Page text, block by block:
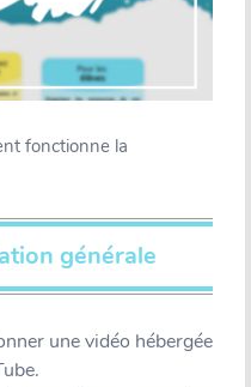
fonctionne la
générale
une vidéo hébergée